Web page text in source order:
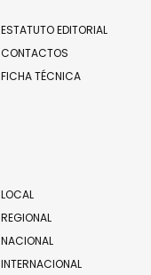
ESTATUTO EDITORIAL
CONTACTOS
FICHA TÉCNICA
LOCAL
REGIONAL
NACIONAL
INTERNACIONAL